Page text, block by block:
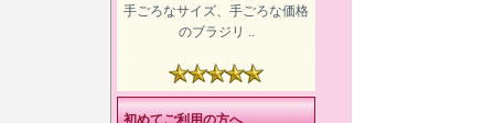
手ごろなサイズ、手ごろな価格
のブラジリ ..
初めてご利用の方へ